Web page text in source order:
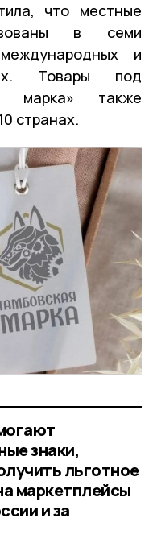
что местные
в семи
и
Товары под
марка» также
странах.
знаки,
льготное
маркетплейсы
и за